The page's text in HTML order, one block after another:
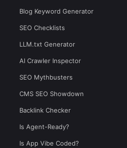
Blog Keyword Generator
SEO Checklists
LLM.txt Generator
AI Crawler Inspector
SEO Mythbusters
CMS SEO Showdown
Backlink Checker
Is Agent-Ready?
Is App Vibe Coded?